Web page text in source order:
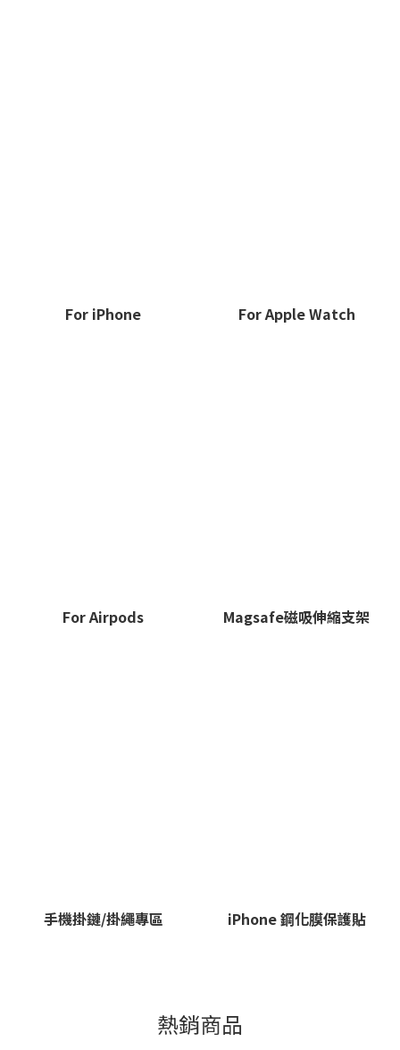
For iPhone For Apple Watch
For Airpods Magsafe磁吸伸縮支架
手機掛鏈/掛繩專區 iPhone 鋼化膜保護貼
熱銷商品